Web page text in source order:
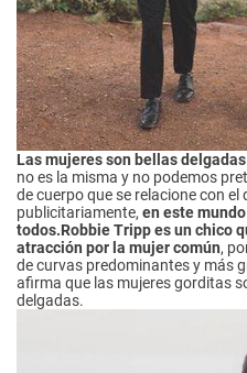
Las mujeres son bellas
no es la misma y no podemos
de cuerpo que se relacione con el
publicitariamente, en este
todos.Robbie Tripp es un chico
atracción por la mujer común,
de curvas predominantes y más
afirma que las mujeres gorditas
delgadas.